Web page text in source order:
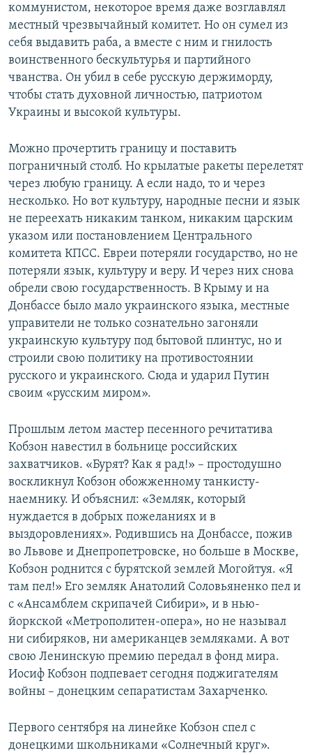
коммунистом, некоторое время даже возглавлял
местный чрезвычайный комитет. Но он сумел из
себя выдавить раба, а вместе с ним и гнилость
воинственного бескультурья и партийного
чванства. Он убил в себе русскую держиморду,
чтобы стать духовной личностью, патриотом
Украины и высокой культуры.
Можно прочертить границу и поставить
пограничный столб. Но крылатые ракеты перелетят
через любую границу. А если надо, то и через
несколько. Но вот культуру, народные песни и язык
не переехать никаким танком, никаким царским
указом или постановлением Центрального
комитета КПСС. Евреи потеряли государство, но не
потеряли язык, культуру и веру. И через них снова
обрели свою государственность. В Крыму и на
Донбассе было мало украинского языка, местные
управители не только сознательно загоняли
украинскую культуру под бытовой плинтус, но и
строили свою политику на противостоянии
русского и украинского. Сюда и ударил Путин
своим «русским миром».
Прошлым летом мастер песенного речитатива
Кобзон навестил в больнице российских
захватчиков. «Бурят? Как я рад!» – простодушно
воскликнул Кобзон обожженному танкисту-
наемнику. И объяснил: «Земляк, который
нуждается в добрых пожеланиях и в
выздоровлениях». Родившись на Донбассе, пожив
во Львове и Днепропетровске, но больше в Москве,
Кобзон роднится с бурятской землей Могойтуя. «Я
там пел!» Его земляк Анатолий Соловьяненко пел и
с «Ансамблем скрипачей Сибири», и в нью-
йоркской «Метрополитен-опера», но не называл
ни сибиряков, ни американцев земляками. А вот
свою Ленинскую премию передал в фонд мира.
Иосиф Кобзон подпевает сегодня поджигателям
войны – донецким сепаратистам Захарченко.
Первого сентября на линейке Кобзон спел с
донецкими школьниками «Солнечный круг».